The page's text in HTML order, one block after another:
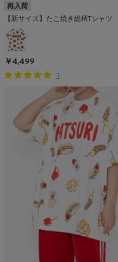
再入荷
【新サイズ】たこ焼き総柄Tシャツ
￥4,499
1